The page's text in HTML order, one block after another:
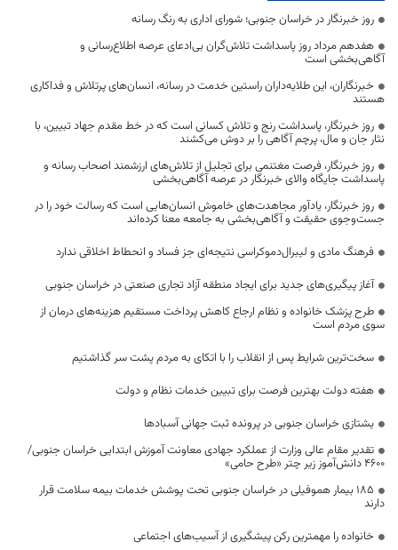
روز خبرنگار در خراسان جنوبی؛ شورای اداری به رنگ رسانه
هفدهم مرداد روز پاسداشت تلاش‌گران بی‌ادعای عرصه اطلاع‌رسانی و
آگاهی‌بخشی است
خبرنگاران، این طلایه‌داران راستین خدمت در رسانه، انسان‌های پرتلاش و فداکاری
هستند
روز خبرنگار، پاسداشت رنج و تلاش کسانی است که در خط مقدم جهاد تبیین، با
نثار جان و مال، پرچم آگاهی را بر دوش می‌کشند
روز خبرنگار، فرصت مغتنمی برای تجلیل از تلاش‌های ارزشمند اصحاب رسانه و
پاسداشت جایگاه والای خبرنگار در عرصه آگاهی‌بخشی
روز خبرنگار، یادآور مجاهدت‌های خاموش انسان‌هایی است که رسالت خود را در
جست‌وجوی حقیقت و آگاهی‌بخشی به جامعه معنا کرده‌اند
فرهنگ مادی و لیبرال‌دموکراسی نتیجه‌ای جز فساد و انحطاط اخلاقی ندارد
آغاز پیگیری‌های جدید برای ایجاد منطقه آزاد تجاری صنعتی در خراسان جنوبی
طرح پزشک خانواده و نظام ارجاع کاهش پرداخت مستقیم هزینه‌های درمان از
سوی مردم است
سخت‌ترین شرایط پس از انقلاب را با اتکای به مردم پشت سر گذاشتیم
هفته دولت بهترین فرصت برای تبیین خدمات نظام و دولت
یشتازی خراسان جنوبی در پرونده ثبت جهانی آسبادها
تقدیر مقام عالی وزارت از عملکرد جهادی معاونت آموزش ابتدایی خراسان جنوبی/
۴۶۰۰ دانش‌آموز زیر چتر «طرح حامی»
۱۸۵ بیمار هموفیلی در خراسان جنوبی تحت پوشش خدمات بیمه سلامت قرار
دارند
خانواده را مهمترین رکن پیشگیری از آسیب‌های اجتماعی